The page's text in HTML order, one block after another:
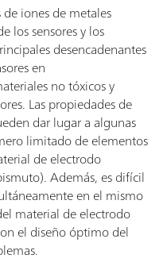
iones de metales
los sensores y los
desencadenantes
en
no tóxicos y
Las propiedades de
dar lugar a algunas
limitado de elementos
de electrodo
Además, es difícil
en el mismo
material de electrodo
el diseño óptimo del